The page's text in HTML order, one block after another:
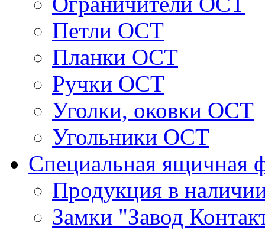
Петли ОСТ
Планки ОСТ
Ручки ОСТ
Уголки, оковки ОСТ
Угольники ОСТ
Специальная ящичная
Продукция в
Замки "Завод